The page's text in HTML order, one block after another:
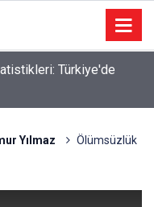
Teklif Kabul Edildi
Yılmaz
Ölümsüzlük